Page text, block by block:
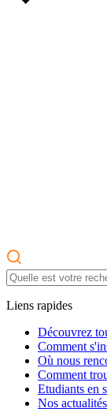
Liens rapides
Découvrez
Comment
Où nous
Comment
Etudiants en
Nos actualités